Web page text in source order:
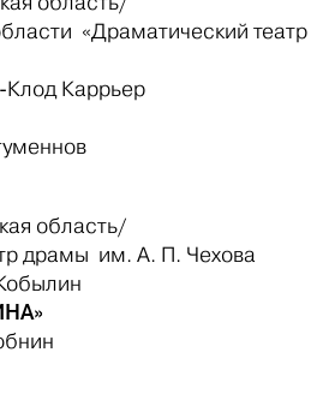
«Драматический театр
Клод Каррьер
область/
драмы им. А. П. Чехова